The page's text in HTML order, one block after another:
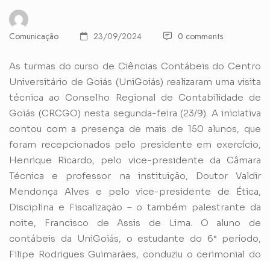
Comunicação 23/09/2024 0 comments
As turmas do curso de Ciências Contábeis do Centro
Universitário de Goiás (UniGoiás) realizaram uma visita
técnica ao Conselho Regional de Contabilidade de
Goiás (CRCGO) nesta segunda-feira (23/9). A iniciativa
contou com a presença de mais de 150 alunos, que
foram recepcionados pelo presidente em exercício,
Henrique Ricardo, pelo vice-presidente da Câmara
Técnica e professor na instituição, Doutor Valdir
Mendonça Alves e pelo vice-presidente de Ética,
Disciplina e Fiscalização – o também palestrante da
noite, Francisco de Assis de Lima. O aluno de
contábeis da UniGoiás, o estudante do 6° período,
Filipe Rodrigues Guimarães, conduziu o cerimonial do